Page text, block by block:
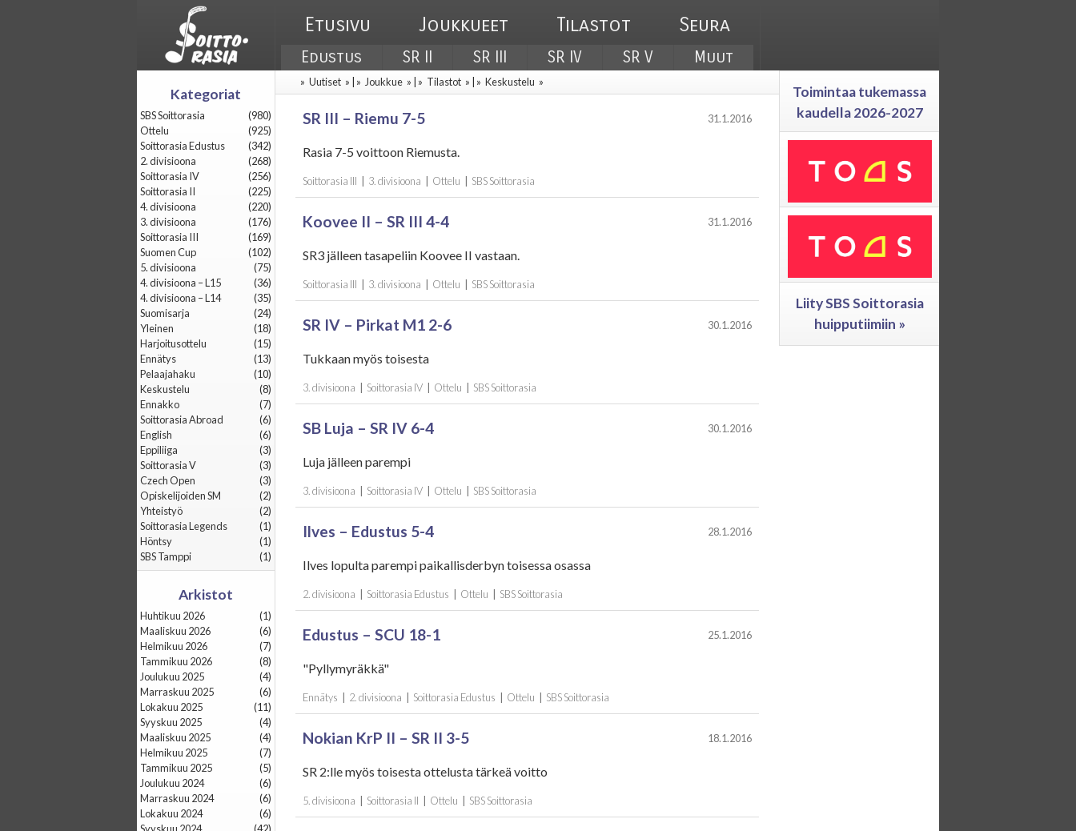
Etusivu Joukkueet Tilastot Seura
Edustus SR II SR III SR IV SR V Muut
» Uutiset » | » Joukkue » | » Tilastot » | » Keskustelu »
SR III – Riemu 7-5 31.1.2016
Rasia 7-5 voittoon Riemusta.
Soittorasia III 3. divisioona Ottelu SBS Soittorasia
Koovee II – SR III 4-4 31.1.2016
SR3 jälleen tasapeliin Koovee II vastaan.
Soittorasia III 3. divisioona Ottelu SBS Soittorasia
SR IV – Pirkat M1 2-6 30.1.2016
Tukkaan myös toisesta
3. divisioona Soittorasia IV Ottelu SBS Soittorasia
SB Luja – SR IV 6-4 30.1.2016
Luja jälleen parempi
3. divisioona Soittorasia IV Ottelu SBS Soittorasia
Ilves – Edustus 5-4 28.1.2016
Ilves lopulta parempi paikallisderbyn toisessa osassa
2. divisioona Soittorasia Edustus Ottelu SBS Soittorasia
Edustus – SCU 18-1 25.1.2016
"Pyllymyräkkä"
Ennätys 2. divisioona Soittorasia Edustus Ottelu SBS Soittorasia
Nokian KrP II – SR II 3-5 18.1.2016
SR 2:lle myös toisesta ottelusta tärkeä voitto
5. divisioona Soittorasia II Ottelu SBS Soittorasia
Kategoriat
SBS Soittorasia
(980)
Ottelu
(925)
Soittorasia Edustus
(342)
2. divisioona
(268)
Soittorasia IV
(256)
Soittorasia II
(225)
4. divisioona
(220)
3. divisioona
(176)
Soittorasia III
(169)
Suomen Cup
(102)
5. divisioona
(75)
4. divisioona – L15
(36)
4. divisioona – L14
(35)
Suomisarja
(24)
Yleinen
(18)
Harjoitusottelu
(15)
Ennätys
(13)
Pelaajahaku
(10)
Keskustelu
(8)
Ennakko
(7)
Soittorasia Abroad
(6)
English
(6)
Eppiliiga
(3)
Soittorasia V
(3)
Czech Open
(3)
Opiskelijoiden SM
(2)
Yhteistyö
(2)
Soittorasia Legends
(1)
Höntsy
(1)
SBS Tamppi
(1)
Arkistot
huhtikuu 2026
(1)
maaliskuu 2026
(6)
helmikuu 2026
(7)
tammikuu 2026
(8)
joulukuu 2025
(4)
marraskuu 2025
(6)
lokakuu 2025
(11)
syyskuu 2025
(4)
maaliskuu 2025
(4)
helmikuu 2025
(7)
tammikuu 2025
(5)
joulukuu 2024
(6)
marraskuu 2024
(6)
lokakuu 2024
(6)
Toimintaa tukemassa
kaudella 2026-2027
Liity SBS Soittorasia
huipputiimiin »